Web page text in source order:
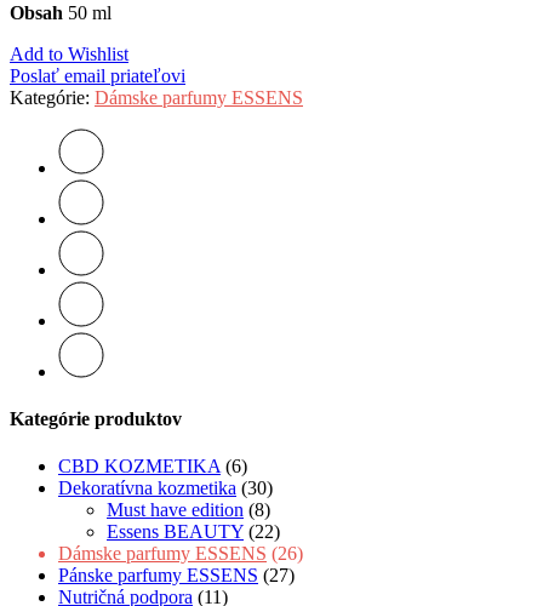
Obsah 50 ml
Add to Wishlist
Poslať email priateľovi
Kategórie: Dámske parfumy ESSENS
Kategórie produktov
CBD KOZMETIKA (6)
Dekoratívna kozmetika (30)
Must have edition (8)
Essens BEAUTY (22)
Dámske parfumy ESSENS (26)
Pánske parfumy ESSENS (27)
Nutričná podpora (11)